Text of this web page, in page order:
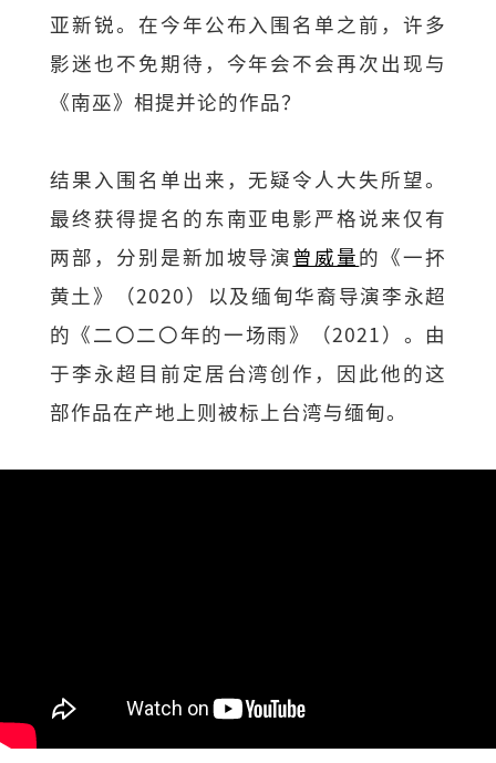
亚新锐。在今年公布入围名单之前，许多
影迷也不免期待，今年会不会再次出现与
《南巫》相提并论的作品？
结果入围名单出来，无疑令人大失所望。
最终获得提名的东南亚电影严格说来仅有
两部，分别是新加坡导演 曾威量的《一抔
黄土》（2020）以及缅甸华裔导演李永超
的《二〇二〇年的一场雨》（2021）。由
于李永超目前定居台湾创作，因此他的这
部作品在产地上则被标上台湾与缅甸。